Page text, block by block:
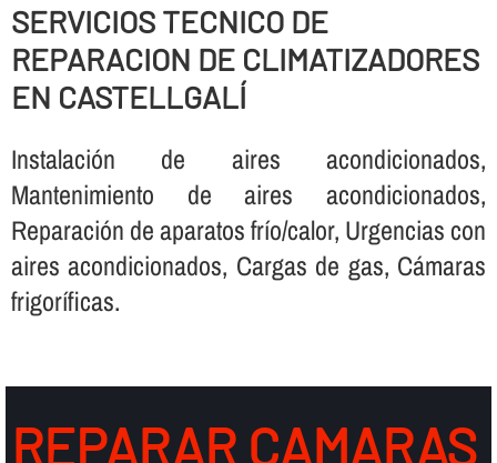
SERVICIOS TECNICO DE
REPARACION DE CLIMATIZADORES
EN CASTELLGALÍ
Instalación de aires acondicionados,
Mantenimiento de aires acondicionados,
Reparación de aparatos frí­o/calor, Urgencias con
aires acondicionados, Cargas de gas, Cámaras
frigorí­ficas.
REPARAR CAMARAS